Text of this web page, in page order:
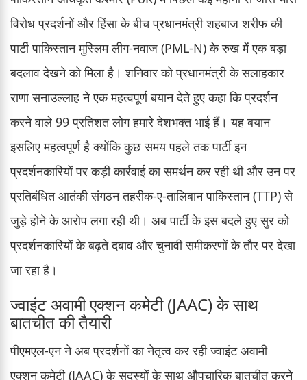
विरोध प्रदर्शनों और हिंसा के बीच प्रधानमंत्री शहबाज शरीफ की
पार्टी पाकिस्तान मुस्लिम लीग-नवाज (PML-N) के रुख में एक बड़ा
बदलाव देखने को मिला है। शनिवार को प्रधानमंत्री के सलाहकार
राणा सनाउल्लाह ने एक महत्वपूर्ण बयान देते हुए कहा कि प्रदर्शन
करने वाले 99 प्रतिशत लोग हमारे देशभक्त भाई हैं। यह बयान
इसलिए महत्वपूर्ण है क्योंकि कुछ समय पहले तक पार्टी इन
प्रदर्शनकारियों पर कड़ी कार्रवाई का समर्थन कर रही थी और उन पर
प्रतिबंधित आतंकी संगठन तहरीक-ए-तालिबान पाकिस्तान (TTP) से
जुड़े होने के आरोप लगा रही थी। अब पार्टी के इस बदले हुए सुर को
प्रदर्शनकारियों के बढ़ते दबाव और चुनावी समीकरणों के तौर पर देखा
जा रहा है।
ज्वाइंट अवामी एक्शन कमेटी (JAAC) के साथ
बातचीत की तैयारी
पीएमएल-एन ने अब प्रदर्शनों का नेतृत्व कर रही ज्वाइंट अवामी
एक्शन कमेटी (JAAC) के सदस्यों के साथ औपचारिक बातचीत करने